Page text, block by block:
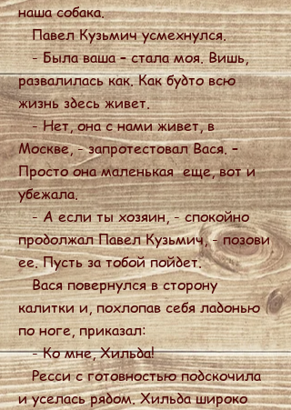
наша собака.
Павел Кузьмич усмехнулся.
- Была ваша – стала моя. Вишь,
развалилась как. Как будто всю
жизнь здесь живет.
- Нет, она с нами живет, в
Москве, - запротестовал Вася. –
Просто она маленькая еще, вот и
убежала.
- А если ты хозяин, - спокойно
продолжал Павел Кузьмич, - позови
ее. Пусть за тобой пойдет.
Вася повернулся в сторону
калитки и, похлопав себя ладонью
по ноге, приказал:
- Ко мне, Хильда!
Ресси с готовностью подскочила
и уселась рядом. Хильда широко